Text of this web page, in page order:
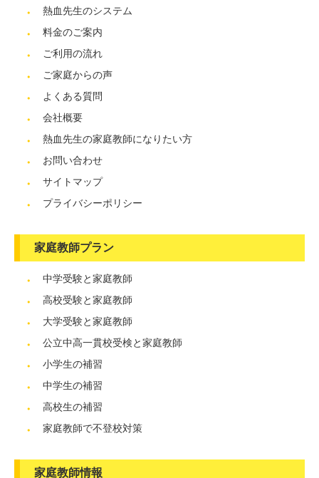
熱血先生のシステム
料金のご案内
ご利用の流れ
ご家庭からの声
よくある質問
会社概要
熱血先生の家庭教師になりたい方
お問い合わせ
サイトマップ
プライバシーポリシー
家庭教師プラン
中学受験と家庭教師
高校受験と家庭教師
大学受験と家庭教師
公立中高一貫校受検と家庭教師
小学生の補習
中学生の補習
高校生の補習
家庭教師で不登校対策
家庭教師情報